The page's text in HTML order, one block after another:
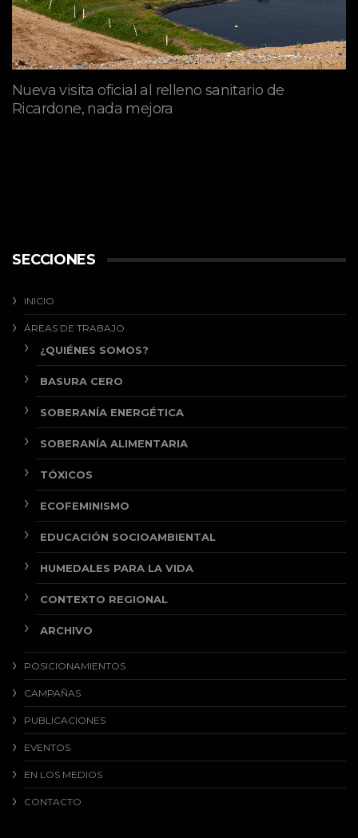
Nueva visita oficial al relleno sanitario de
Ricardone, nada mejora
SECCIONES
INICIO
ÁREAS DE TRABAJO
¿QUIÉNES SOMOS?
BASURA CERO
SOBERANÍA ENERGÉTICA
SOBERANÍA ALIMENTARIA
TÓXICOS
ECOFEMINISMO
EDUCACIÓN SOCIOAMBIENTAL
HUMEDALES PARA LA VIDA
CONTEXTO REGIONAL
ARCHIVO
POSICIONAMIENTOS
CAMPAÑAS
PUBLICACIONES
EVENTOS
EN LOS MEDIOS
CONTACTO